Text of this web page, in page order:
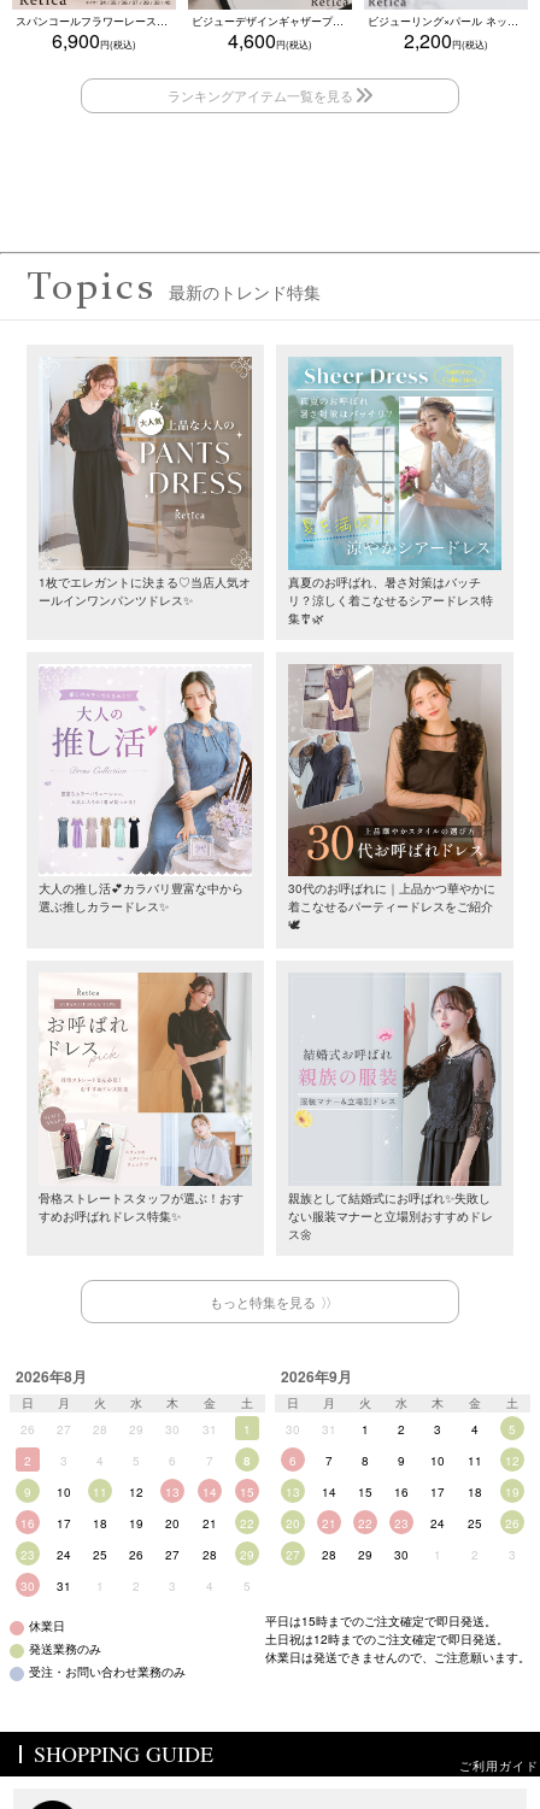
スパンコールフラワーレースアンクルストラップハイヒールセパレートパンプス (ベージュ)
6,900
ビジューデザインギャザープリーツ入り2wayバッグ(ベージュ/シルバー/ブラック)
4,600
ビジューリング×パール ネックレス・ブレスレット・ピアス 3点セット（ホワイト）
2,200
Topics 最新のトレンド特集
1枚でエレガントに決まる♡当店人気オ
ールインワンパンツドレス✨
真夏のお呼ばれ、暑さ対策はバッチ
リ？涼しく着こなせるシアードレス特
集🎐🌿
大人の推し活💕カラバリ豊富な中から
選ぶ推しカラードレス✨
30代のお呼ばれに｜上品かつ華やかに
着こなせるパーティードレスをご紹介
🕊️
骨格ストレートスタッフが選ぶ！おす
すめお呼ばれドレス特集✨
親族として結婚式にお呼ばれ✨失敗し
ない服装マナーと立場別おすすめドレ
ス🌼
もっと特集を見る
2026年8月
日 月 火 水 木 金
土
26
27 28 29 30 31
1
2
3 4 5 6 7
8
9
10 11 12 13 14
15
16
17 18 19 20 21
22
23
24 25 26 27 28
29
30
31 1 2 3 4 5
2026年9月
日 月 火 水 木 金
土
30
31 1 2 3 4
5
6
7 8 9 10 11
12
13
14 15 16 17 18
19
20
21 22 23 24 25
26
27
28 29 30 1 2 3
休業日
発送業務のみ
受注・お問い合わせ業務のみ
平日は15時までのご注文確定で即日発送。
土日祝は12時までのご注文確定で即日発送。
休業日は発送できませんので、ご注意願います。
SHOPPING GUIDE ご利用ガイド